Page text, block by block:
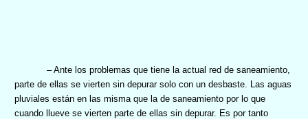
– Ante los problemas que tiene la actual red de saneamiento,
parte de ellas se vierten sin depurar solo con un desbaste. Las aguas
pluviales están en las misma que la de saneamiento por lo que
cuando llueve se vierten parte de ellas sin depurar. Es por tanto